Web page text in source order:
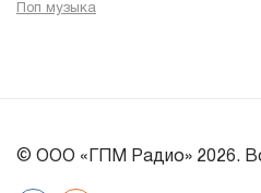
Поп музыка
© ООО «ГПМ Радио» 2026.